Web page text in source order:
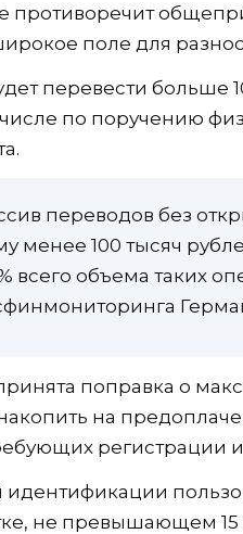
противоречит
поле для
перевести больше
по поручению
переводов без
менее 100 тысяч
всего объема таких
поправка о
на
регистрации
не превышающем 15